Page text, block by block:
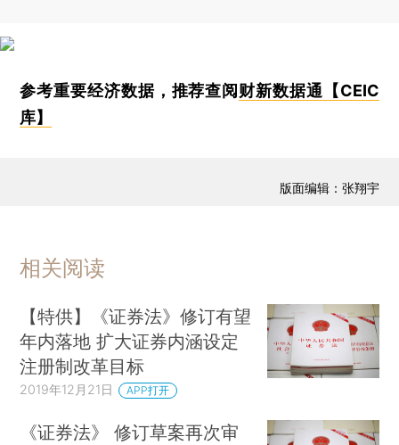
参考重要经济数据，推荐查阅 财新数据通【CEIC
库】
版面编辑：张翔宇
相关阅读
【特供】《证券法》修订有望
年内落地 扩大证券内涵设定
注册制改革目标
2019年12月21日 APP打开
《证券法》 修订草案再次审